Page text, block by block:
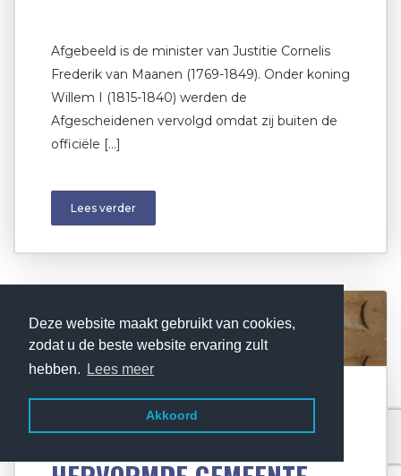
Deze website maakt gebruikt van cookies,
zodat u de beste website ervaring zult
hebben.
Lees meer
Akkoord
Afgebeeld is de minister van Justitie Cornelis
Frederik van Maanen (1769-1849). Onder koning
Willem I (1815-1840) werden de
Afgescheidenen vervolgd omdat zij buiten de
officiële […]
Lees verder
ARCHIEFKIST VAN DE